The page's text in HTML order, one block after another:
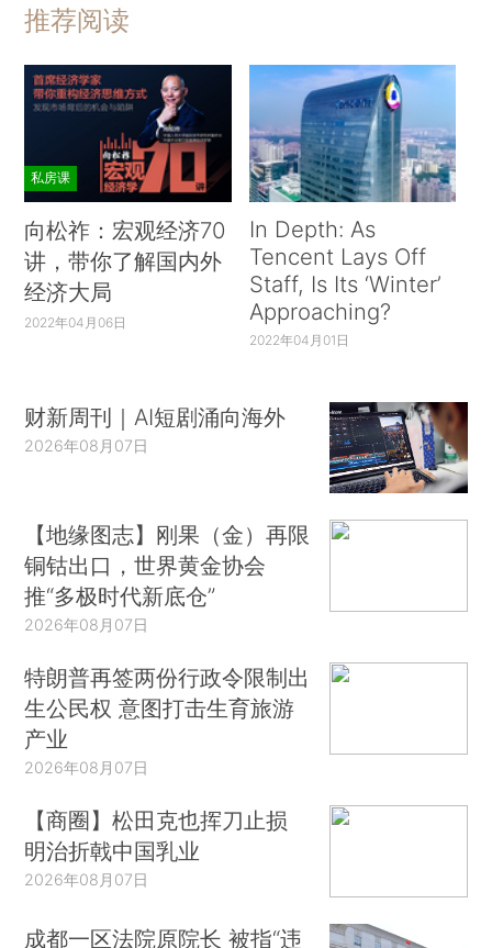
推荐阅读
私房课
向松祚：宏观经济70
讲，带你了解国内外
经济大局
2022年04月06日
In Depth: As
Tencent Lays Off
Staff, Is Its ‘Winter’
Approaching?
2022年04月01日
财新周刊｜AI短剧涌向海外
2026年08月07日
【地缘图志】刚果（金）再限
铜钴出口，世界黄金协会
推“多极时代新底仓”
2026年08月07日
特朗普再签两份行政令限制出
生公民权 意图打击生育旅游
产业
2026年08月07日
【商圈】松田克也挥刀止损
明治折戟中国乳业
2026年08月07日
成都一区法院原院长 被指“违